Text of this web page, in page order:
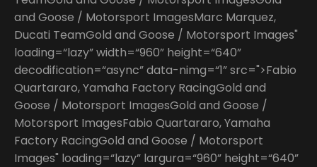
and Goose / Motorsport ImagesMarc Marquez,
Ducati TeamGold and Goose / Motorsport Images"
loading=“lazy” width=“960” height=“640”
decodification=“async” data-nimg=“1” src=">Fabio
Quartararo, Yamaha Factory RacingGold and
Goose / Motorsport ImagesGold and Goose /
Motorsport ImagesFabio Quartararo, Yamaha
Factory RacingGold and Goose / Motorsport
Images" loading=“lazy” largura=“960” height=“640”